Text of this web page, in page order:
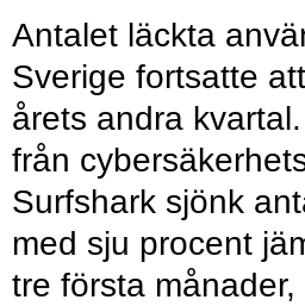
Antalet läckta
Sverige fortsatte
årets andra
från
Surfshark sjönk
med sju procent
tre första